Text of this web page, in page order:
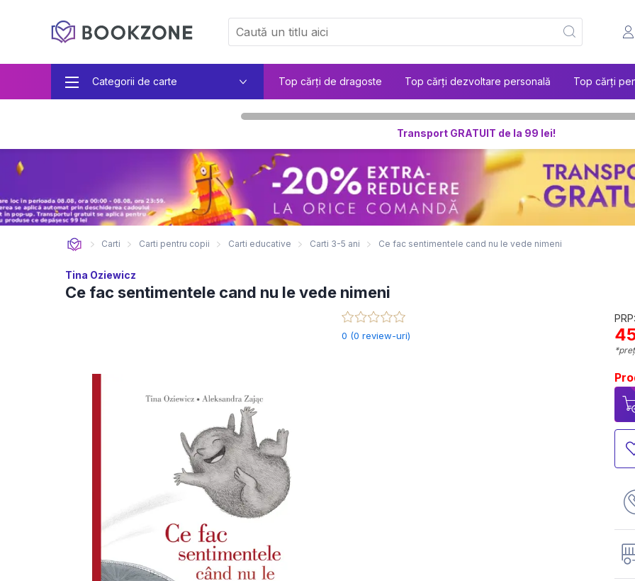
Categorii de carte Top cărți de dragoste Top cărți dezvoltare personală Top cărți
Transport GRATUIT de la 99 lei!
Carti Carti pentru copii Carti educative Carti 3-5 ani Ce fac sentimentele cand nu le vede nimeni
Tina Oziewicz
Ce fac sentimentele cand nu le vede nimeni
0 (0 review-uri)